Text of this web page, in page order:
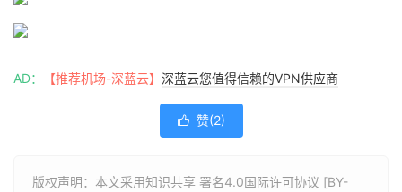
AD： 【推荐机场-深蓝云】 深蓝云您值得信赖的VPN供应商
 赞(2)
版权声明：本文采用知识共享 署名4.0国际许可协议 [BY-